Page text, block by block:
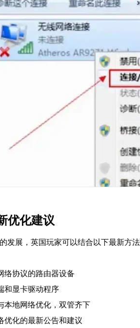
优化建议
发展，英国玩家可以结合以下最新方
络协议的路由器设备
和显卡驱动程序
本地网络优化，双管齐下
优化的最新公告和建议